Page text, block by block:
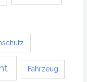
Fahrzeug